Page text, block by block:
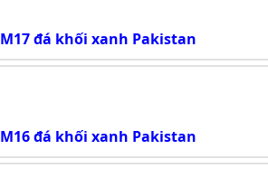
M17 đá khối xanh Pakistan
M16 đá khối xanh Pakistan